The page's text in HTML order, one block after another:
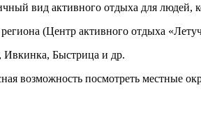
вид активного отдыха для людей,
(Центр активного отдыха
Ивкинка, Быстрица и др.
возможность посмотреть местные